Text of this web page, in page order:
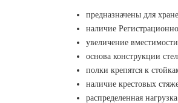
предназначены для
наличие
увеличение
основа конструкции
полки крепятся к
наличие крестовых
распределенная